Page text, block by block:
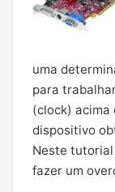
uma
para
(clock) acima
dispositivo
Neste
fazer um